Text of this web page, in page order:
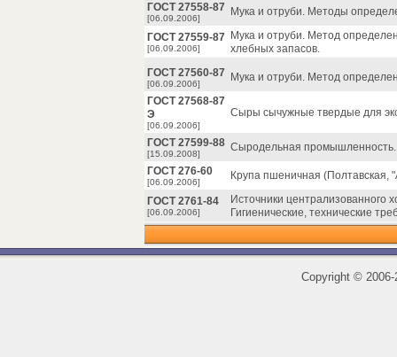
ГОСТ 27558-87
[06.09.2006]
Мука и отруби. Методы
ГОСТ 27559-87
[06.09.2006]
Мука и отруби. Метод
хлебных запасов.
ГОСТ 27560-87
[06.09.2006]
Мука и отруби. Метод
ГОСТ 27568-87
Э
[06.09.2006]
Сыры сычужные твердые для
ГОСТ 27599-88
[15.09.2008]
Сыродельная
ГОСТ 276-60
[06.09.2006]
Крупа пшеничная (Полтавская,
ГОСТ 2761-84
[06.09.2006]
Источники централизованного
Гигиенические, технические
Copyright ©